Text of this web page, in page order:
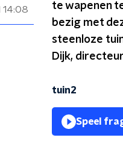
14:08
te wapenen
bezig met
steenloze
Dijk,
tuin2
Speel